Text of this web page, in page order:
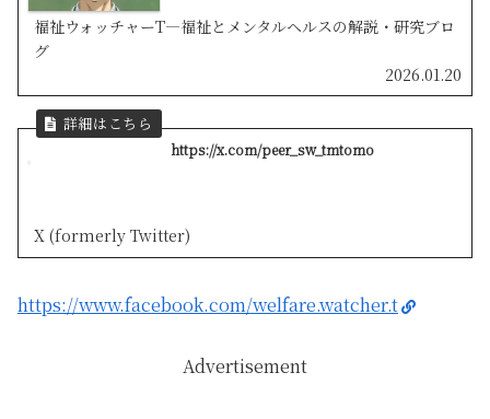
福祉ウォッチャーT—福祉とメンタルヘルスの解説・研究ブロ
グ
2026.01.20
https://x.com/peer_sw_tmtomo
X (formerly Twitter)
https://www.facebook.com/welfare.watcher.t
Advertisement